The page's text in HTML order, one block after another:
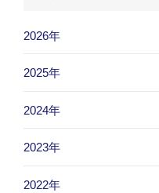
2026年
2025年
2024年
2023年
2022年